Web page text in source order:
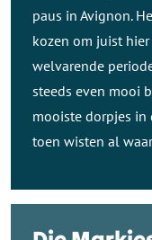
paus in Avignon.
kozen om juist
welvarende
steeds even mooi
mooiste dorpjes in
toen wisten al